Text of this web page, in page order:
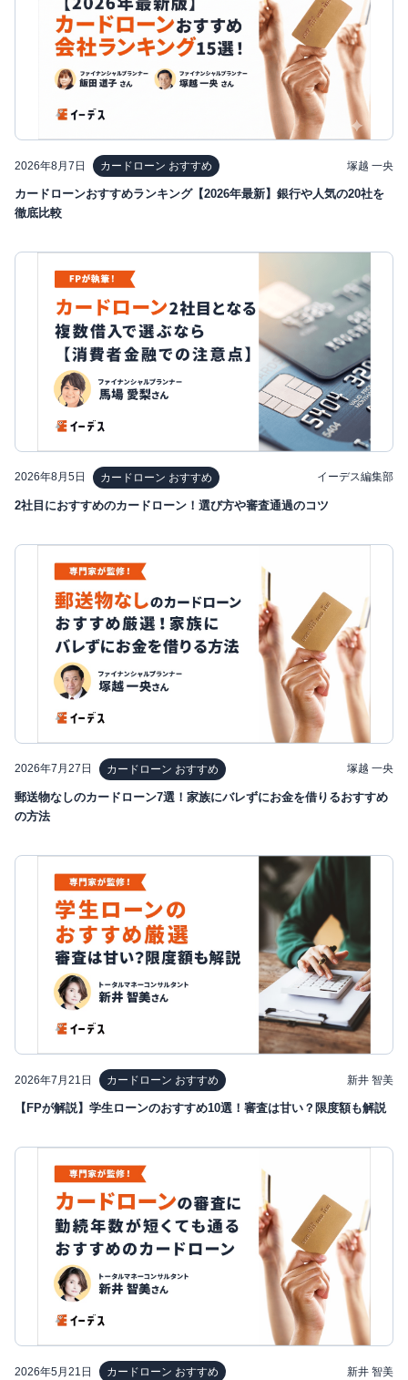
2026年8月7日 カードローン おすすめ 塚越 一央
カードローンおすすめランキング【2026年最新】銀行や人気の20社を
徹底比較
2026年8月5日 カードローン おすすめ イーデス編集部
2社目におすすめのカードローン！選び方や審査通過のコツ
2026年7月27日 カードローン おすすめ 塚越 一央
郵送物なしのカードローン7選！家族にバレずにお金を借りるおすすめ
の方法
2026年7月21日 カードローン おすすめ 新井 智美
【FPが解説】学生ローンのおすすめ10選！審査は甘い？限度額も解説
2026年5月21日 カードローン おすすめ 新井 智美